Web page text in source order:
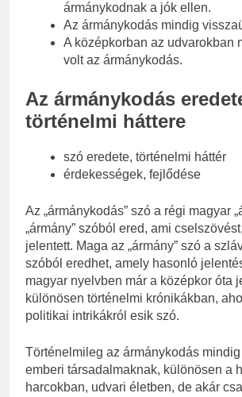
ármánykodnak a jók ellen.
Az ármánykodás mindig
A középkorban az udvarokban
volt az ármánykodás.
Az ármánykodás
történelmi háttere
szó eredete, történelmi háttér
érdekességek, fejlődése
Az „ármánykodás” szó a régi magyar
„ármány” szóból ered, ami
jelentett. Maga az „ármány” szó a
szóból eredhet, amely hasonló
magyar nyelvben már a középkor óta
különösen történelmi krónikákban,
politikai intrikákról esik szó.
Történelmileg az ármánykodás
emberi társadalmaknak, különösen a
harcokban, udvari életben, de akár